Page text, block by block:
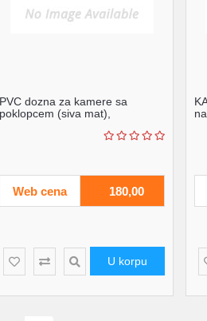
PVC dozna za kamere sa
poklopcem (siva mat),
Web cena 180,00
U korpu